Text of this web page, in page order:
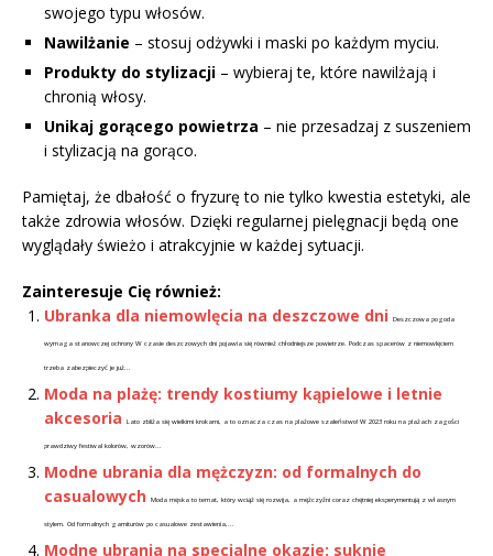
swojego typu włosów.
Nawilżanie – stosuj odżywki i maski po każdym myciu.
Produkty do stylizacji – wybieraj te, które nawilżają i
chronią włosy.
Unikaj gorącego powietrza – nie przesadzaj z suszeniem
i stylizacją na gorąco.
Pamiętaj, że dbałość o fryzurę to nie tylko kwestia estetyki, ale
także zdrowia włosów. Dzięki regularnej pielęgnacji będą one
wyglądały świeżo i atrakcyjnie w każdej sytuacji.
Zainteresuje Cię również:
Ubranka dla niemowlęcia na deszczowe dni
Deszczowa pogoda
wymaga stanowczej ochrony W czasie deszczowych dni pojawia się również chłodniejsze powietrze. Podczas spacerów z niemowlęciem
trzeba zabezpieczyć je już...
Moda na plażę: trendy kostiumy kąpielowe i letnie
akcesoria
Lato zbliża się wielkimi krokami, a to oznacza czas na plażowe szaleństwo! W 2023 roku na plażach zagości
prawdziwy festiwal kolorów, wzorów...
Modne ubrania dla mężczyzn: od formalnych do
casualowych
Moda męska to temat, który wciąż się rozwija, a mężczyźni coraz chętniej eksperymentują z własnym
stylem. Od formalnych garniturów po casualowe zestawienia,...
Modne ubrania na specjalne okazje: suknie